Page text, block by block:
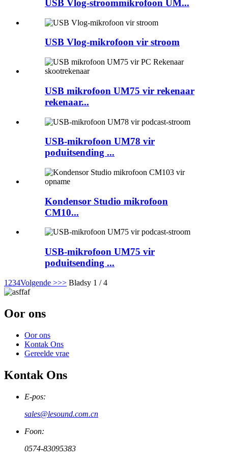
USB Vlog-stroommikrofoon UM...
USB Vlog-mikrofoon vir stroom
USB mikrofoon UM75 vir rekenaar
rekenaar...
USB-mikrofoon UM78 vir
poduitsending ...
Kondensor Studio mikrofoon
CM10...
USB-mikrofoon UM75 vir
poduitsending ...
1 234Volgende >>> Bladsy 1 / 4
Oor ons
Oor ons
Kontak Ons
Gereelde vrae
Kontak Ons
E-pos:
sales@lesound.com.cn
Foon:
0574-83095383